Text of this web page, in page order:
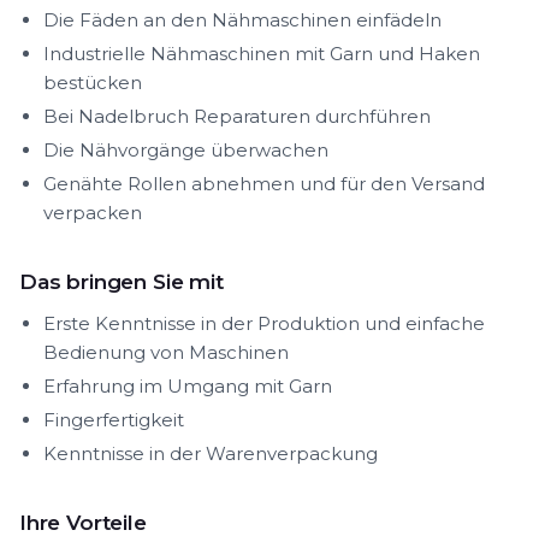
Die Fäden an den Nähmaschinen einfädeln
Industrielle Nähmaschinen mit Garn und Haken
bestücken
Bei Nadelbruch Reparaturen durchführen
Die Nähvorgänge überwachen
Genähte Rollen abnehmen und für den Versand
verpacken
Das bringen Sie mit
Erste Kenntnisse in der Produktion und einfache
Bedienung von Maschinen
Erfahrung im Umgang mit Garn
Fingerfertigkeit
Kenntnisse in der Warenverpackung
Ihre Vorteile